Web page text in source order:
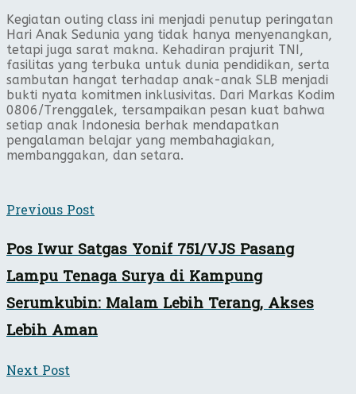
Kegiatan outing class ini menjadi penutup peringatan
Hari Anak Sedunia yang tidak hanya menyenangkan,
tetapi juga sarat makna. Kehadiran prajurit TNI,
fasilitas yang terbuka untuk dunia pendidikan, serta
sambutan hangat terhadap anak-anak SLB menjadi
bukti nyata komitmen inklusivitas. Dari Markas Kodim
0806/Trenggalek, tersampaikan pesan kuat bahwa
setiap anak Indonesia berhak mendapatkan
pengalaman belajar yang membahagiakan,
membanggakan, dan setara.
Previous Post
Pos Iwur Satgas Yonif 751/VJS Pasang
Lampu Tenaga Surya di Kampung
Serumkubin: Malam Lebih Terang, Akses
Lebih Aman
Next Post